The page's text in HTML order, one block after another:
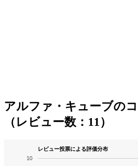
アルファ・キューブの
（レビュー数：11）
レビュー投票による評価分布
10